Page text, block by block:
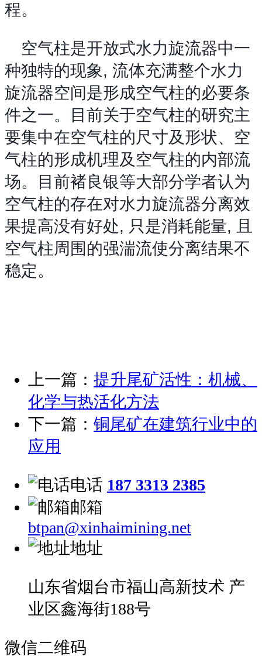
程。
空气柱是开放式水力旋流器中一
种独特的现象, 流体充满整个水力
旋流器空间是形成空气柱的必要条
件之一。目前关于空气柱的研究主
要集中在空气柱的尺寸及形状、空
气柱的形成机理及空气柱的内部流
场。目前褚良银等大部分学者认为
空气柱的存在对水力旋流器分离效
果提高没有好处, 只是消耗能量, 且
空气柱周围的强湍流使分离结果不
稳定。
上一篇： 提升尾矿活性：机械、
化学与热活化方法
下一篇： 铜尾矿在建筑行业中的
应用
电话 187 3313 2385
邮箱
btpan@xinhaimining.net
地址
山东省烟台市福山高新技术 产
业区鑫海街188号
微信二维码